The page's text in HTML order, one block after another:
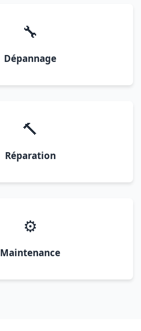
🔧
Dépannage
🔨
Réparation
⚙️
Maintenance